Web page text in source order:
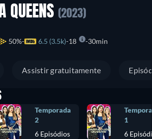
QUEENS (2023)
50% 6.5 (3.5k) 18 30min
Assistir gratuitamente
Temporada
2
6 Episódios
1
6